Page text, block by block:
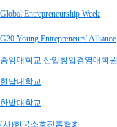
Global Entrepreneurship Week
G20 Young Entrepreneurs' Alliance
중앙대학교 산업창업경영대학원
한남대학교
한밭대학교
(사)한국소호진흥협회